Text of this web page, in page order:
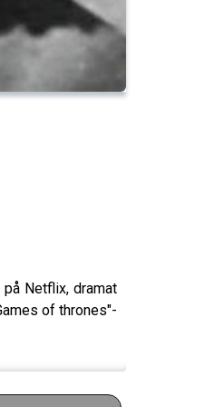
Netflix, dramat
of thrones"-